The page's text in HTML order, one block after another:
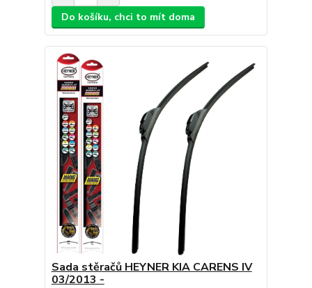
Do košíku, chci to mít doma
Sada stěračů HEYNER KIA CARENS IV
03/2013 -